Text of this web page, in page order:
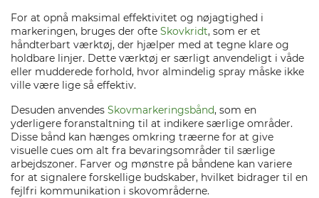
For at opnå maksimal effektivitet og nøjagtighed i
markeringen, bruges der ofte Skovkridt, som er et
håndterbart værktøj, der hjælper med at tegne klare og
holdbare linjer. Dette værktøj er særligt anvendeligt i våde
eller mudderede forhold, hvor almindelig spray måske ikke
ville være lige så effektiv.
Desuden anvendes Skovmarkeringsbånd, som en
yderligere foranstaltning til at indikere særlige områder.
Disse bånd kan hænges omkring træerne for at give
visuelle cues om alt fra bevaringsområder til særlige
arbejdszoner. Farver og mønstre på båndene kan variere
for at signalere forskellige budskaber, hvilket bidrager til en
fejlfri kommunikation i skovområderne.